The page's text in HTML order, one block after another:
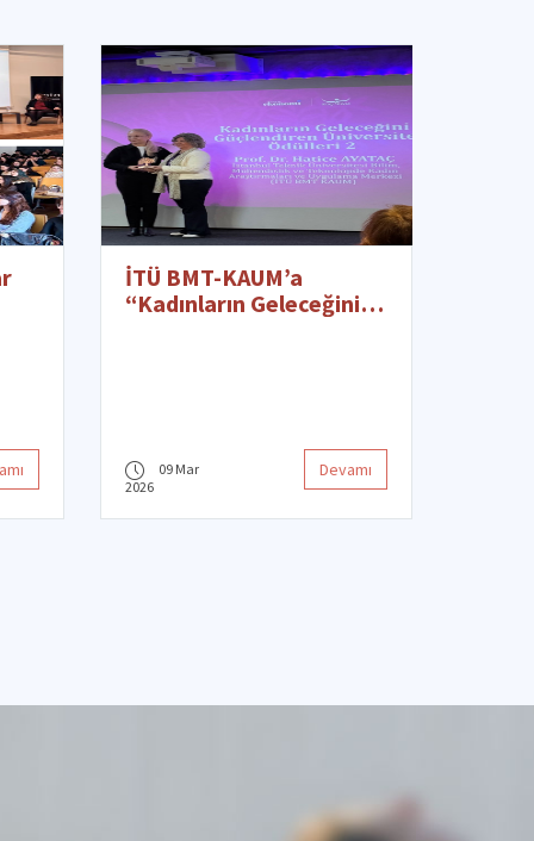
İTÜ BMT-KAUM’a
“Kadınların Geleceğini
09 Mar
2026
Devamı